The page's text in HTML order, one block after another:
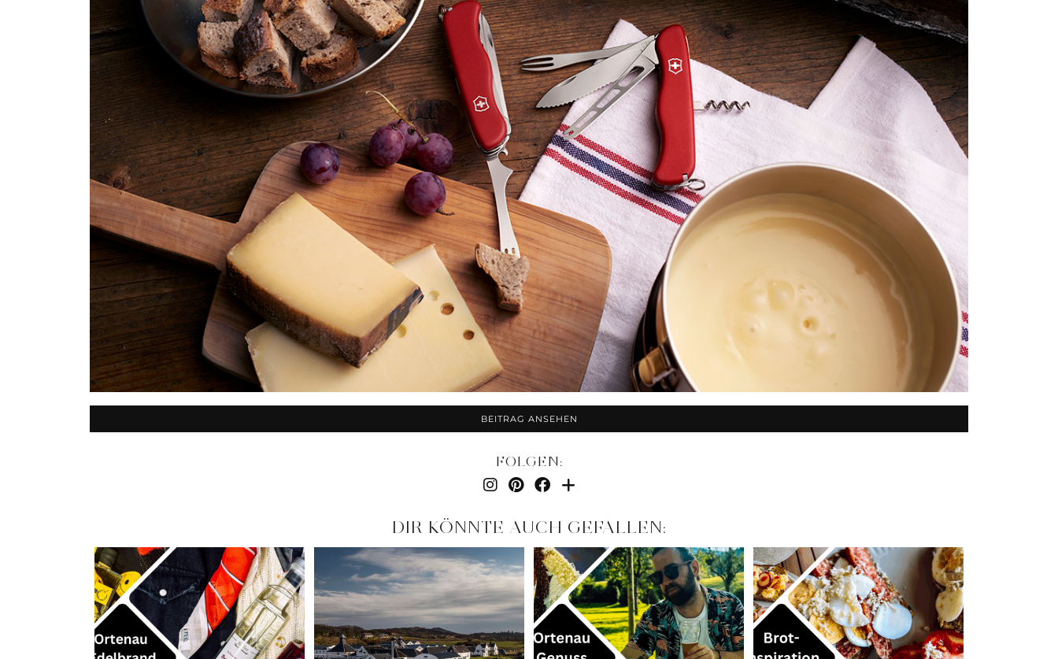
BEITRAG ANSEHEN
FOLGEN:
DIR KÖNNTE AUCH GEFALLEN: